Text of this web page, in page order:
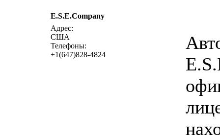
E.S.E.Company
Адрес:
США
Телефоны:
+1(647)828-4824